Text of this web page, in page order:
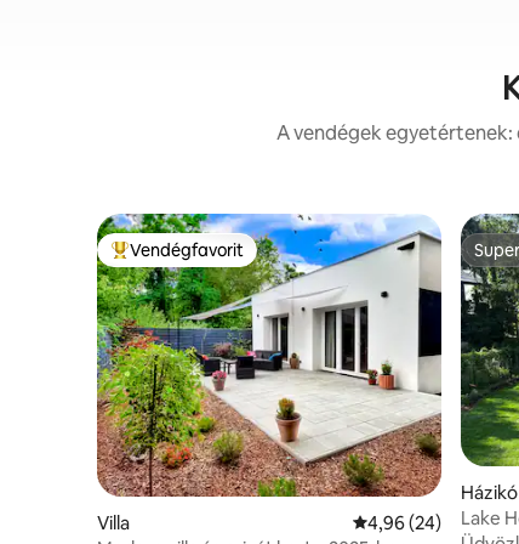
A vendégek
Kiemelt vendégfavorit
Vendégfavorit
Villa Átlagos értékelés:
4,96 (24)
Házikó
Lake